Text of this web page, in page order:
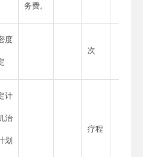
务费。
度
次
计
治
划
疗程